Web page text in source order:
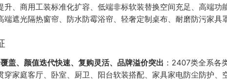
升、商用工装标准化扩容、低端非标软装替换空间充足、高端功
端遮光隔热窗帘、防水防霉浴帘、轻奢定制桌布、耐磨防污家具
覆盖、颜值迭代快速、复购灵活、品牌溢价突出 ：2407类全系各
穿家庭客厅、卧室、厨卫、阳台软装搭配、家具家电防尘防护、